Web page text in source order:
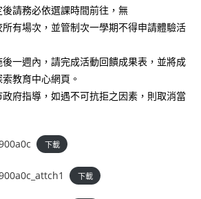
請務必依選課時間前往，無
有場次，並管制次一學期不得申請體驗活
一週內，請完成活動回饋成果表，並將成
教育中心網頁。
府指導，如遇不可抗拒之因素，則取消當
下載
下載